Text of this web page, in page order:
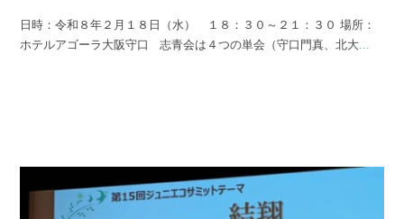
日時：令和８年２月１８日（水） １８：３０～２１：３０ 場所：
ホテルアゴーラ大阪守口 志青会は４つの単会（守口門真、北大